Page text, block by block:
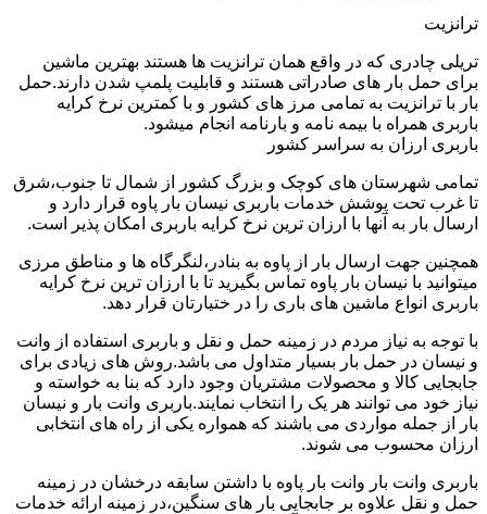
ترانزیت
تریلی چادری که در واقع همان ترانزیت ها هستند بهترین ماشین
برای حمل بار های صادراتی هستند و قابلیت پلمپ شدن دارند.حمل
بار با ترانزیت به تمامی مرز های کشور و با کمترین نرخ کرایه
باربری همراه با بیمه نامه و بارنامه انجام میشود.
باربری ارزان به سراسر کشور
تمامی شهرستان های کوچک و بزرگ کشور از شمال تا جنوب،شرق
تا غرب تحت پوشش خدمات باربری نیسان بار پاوه قرار دارد و
ارسال بار به آنها با ارزان ترین نرخ کرایه باربری امکان پذیر است.
همچنین جهت ارسال بار از پاوه به بنادر،لنگرگاه ها و مناطق مرزی
میتوانید با نیسان بار پاوه تماس بگیرید تا با ارزان ترین نرخ کرایه
باربری انواع ماشین های باری را در ختیارتان قرار دهد.
با توجه به نیاز مردم در زمینه حمل و نقل و باربری استفاده از وانت
و نیسان در حمل بار بسیار متداول می باشد.روش های زیادی برای
جابجایی کالا و محصولات مشتریان وجود دارد که بنا به خواسته و
نیاز خود می توانند هر یک را انتخاب نمایند.باربری وانت بار و نیسان
بار از جمله مواردی می باشند که همواره یکی از راه های انتخابی
ارزان محسوب می شوند.
باربری وانت بار وانت بار پاوه با داشتن سابقه درخشان در زمینه
حمل و نقل علاوه بر جابجایی بار های سنگین،در زمینه ارائه خدمات